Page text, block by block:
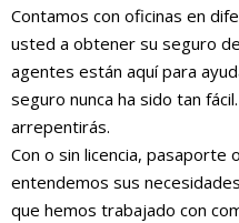
Contamos con oficinas en
usted a obtener su seguro
agentes están aquí para
seguro nunca ha sido tan
arrepentirás.
Con o sin licencia,
entendemos sus
que hemos trabajado con